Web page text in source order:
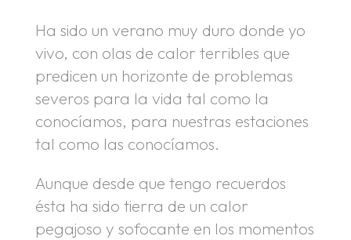
Ha sido un verano muy duro donde yo
vivo, con olas de calor terribles que
predicen un horizonte de problemas
severos para la vida tal como la
conocíamos, para nuestras estaciones
tal como las conocíamos.
Aunque desde que tengo recuerdos
ésta ha sido tierra de un calor
pegajoso y sofocante en los momentos